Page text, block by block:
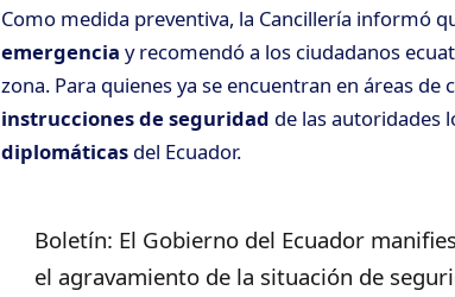
Como medida preventiva, la Cancillería informó
emergencia y recomendó a los ciudadanos
zona. Para quienes ya se encuentran en áreas
instrucciones de seguridad de las autoridades
diplomáticas del Ecuador.
Boletín: El Gobierno del Ecuador
el agravamiento de la situación de